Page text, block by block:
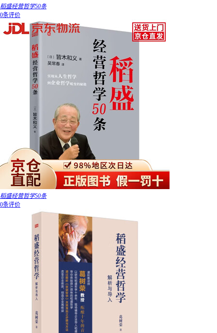
稻盛经营哲学50条
0条评价
稻盛经营哲学50条
0条评价